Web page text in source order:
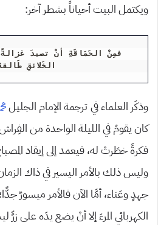
ويكتمل البيت أحياناً بشطر آخر:
الخَلائقِ
وذكَر العلماء في ترجمة الإمام الجليل
كان يقومُ في الليلة الواحدة من
فكرةً خطَرتْ له، فيعمد إلى إيقاد
وليس ذلك بالأمر اليسير في ذاك
جهدٍ وعَناء، أمَّا الآن فالأمر ميسورٌ
الكهربائي المرءَ إلا أنْ يضع يدَه على